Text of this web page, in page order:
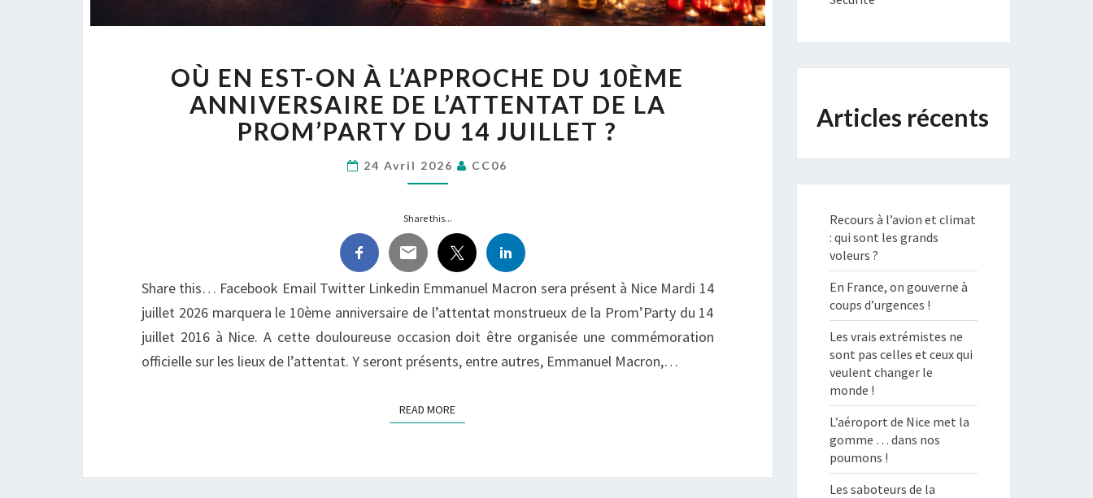
EN
EST-
ON
À
L’APPROCHE
DU
ANNIVERSAIRE
DE
L’ATTENTAT
DE
PROM’PARTY
DU
14
OÙ EN EST-ON À L’APPROCHE DU 10ÈME
ANNIVERSAIRE DE L’ATTENTAT DE LA
PROM’PARTY DU 14 JUILLET ?
24 Avril 2026 CC06
Share this...
Share this… Facebook Email Twitter Linkedin Emmanuel Macron sera présent à Nice Mardi 14
juillet 2026 marquera le 10ème anniversaire de l’attentat monstrueux de la Prom’Party du 14
juillet 2016 à Nice. A cette douloureuse occasion doit être organisée une commémoration
officielle sur les lieux de l’attentat. Y seront présents, entre autres, Emmanuel Macron,…
READ MOREREAD MORE
Articles récents
Recours à l’avion et climat
: qui sont les grands
voleurs ?
En France, on gouverne à
coups d’urgences !
Les vrais extrémistes ne
sont pas celles et ceux qui
veulent changer le
monde !
L’aéroport de Nice met la
gomme … dans nos
poumons !
Les saboteurs de la